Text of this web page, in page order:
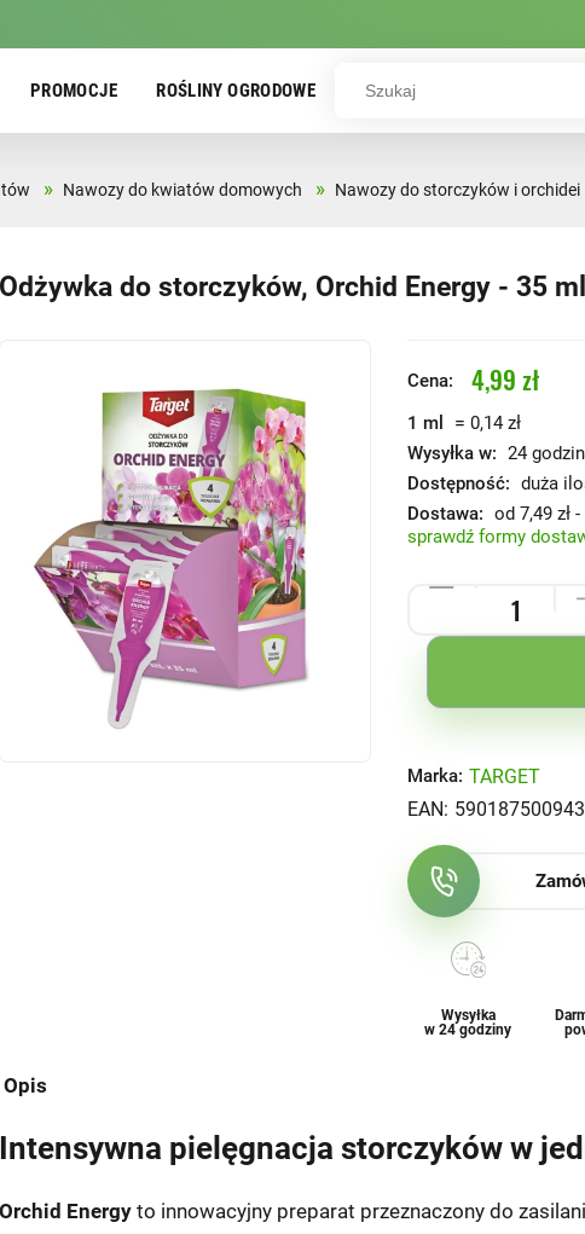
PROMOCJE ROŚLINY OGRODOWE
» Nawozy do kwiatów domowych » Nawozy do storczyków i orchidei
Odżywka do storczyków, Orchid Energy - 35 ml
Cena: 4,99 zł
1 ml = 0,14 zł
Wysyłka w: 24
Dostępność: duża
Dostawa: od 7,49 zł -
sprawdź formy
Marka: TARGET
EAN:
Wysyłka
w 24 godziny
Opis
Intensywna pielęgnacja storczyków w
Orchid Energy to innowacyjny preparat przeznaczony do